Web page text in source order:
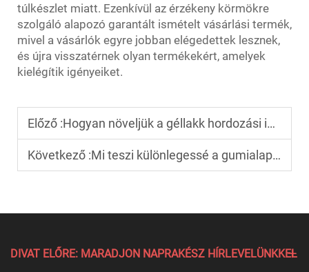
túlkészlet miatt. Ezenkívül az érzékeny körmökre
szolgáló alapozó garantált ismételt vásárlási termék,
mivel a vásárlók egyre jobban elégedettek lesznek,
és újra visszatérnek olyan termékekért, amelyek
kielégítik igényeiket.
Előző :Hogyan növeljük a géllakk hordozási idejét?
Következő :Mi teszi különlegessé a gumialapú gél alapozót a hagyományos alapozóként használt termékekkel szemben?
DIVAT ELŐRE: MARADJON NAPRAKÉSZ HÍRLEVELÜNKKEL